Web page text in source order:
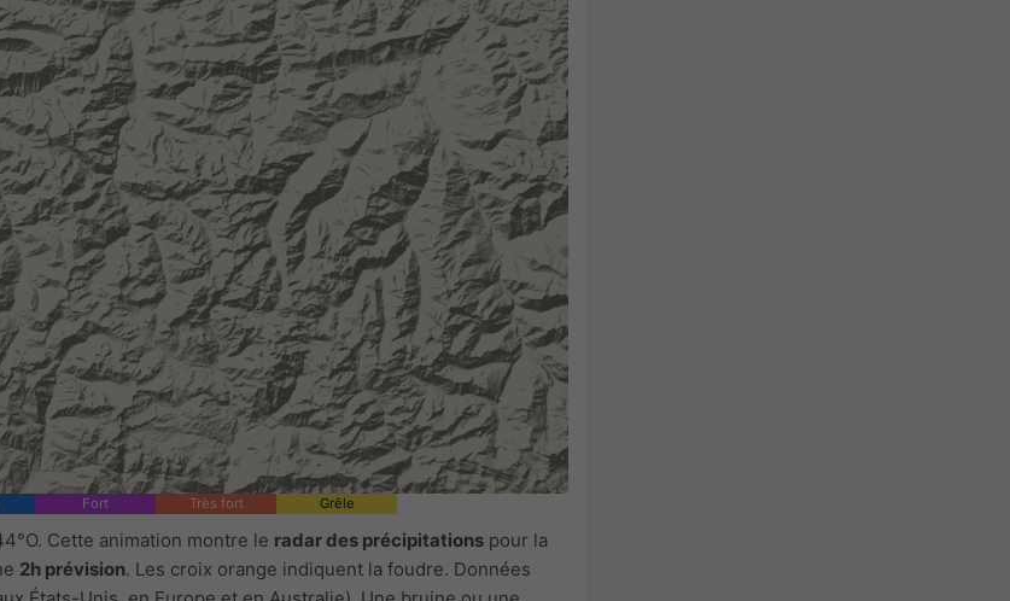
Fort Très fort Grêle
Cette animation montre le radar des précipitations pour la
2h prévision. Les croix orange indiquent la foudre. Données